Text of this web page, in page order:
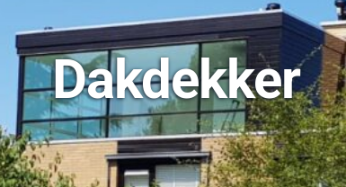
Dakdekker